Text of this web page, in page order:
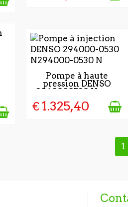
2 À 4 JOURS APRÈS
LA VALIDATION DE
Pompe à haute
pression DENSO
2940000530 Neuve
€ 1.325,40
1